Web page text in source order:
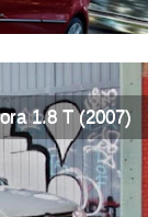
1.8 T (2007)